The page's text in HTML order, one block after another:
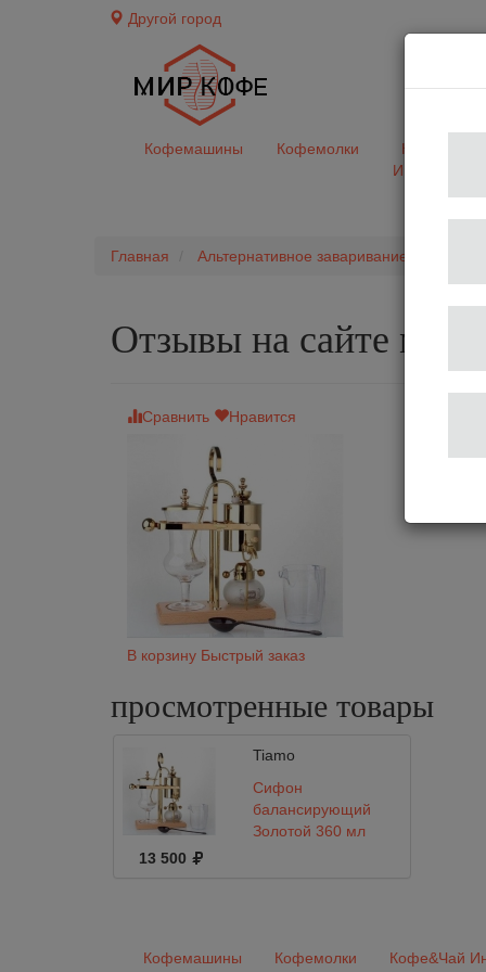
Другой город
Кофемашины Кофемолки
Кофе&Чай
Ингредиенты
Главная Альтернативное заваривание
Отзывы на сайте
Сравнить Нравится
В корзину Быстрый заказ
Сифон
просмотренные товары
Tiamo
Сифон
балансирующий
Золотой 360 мл
13 500
Кофемашины Кофемолки Кофе&Чай